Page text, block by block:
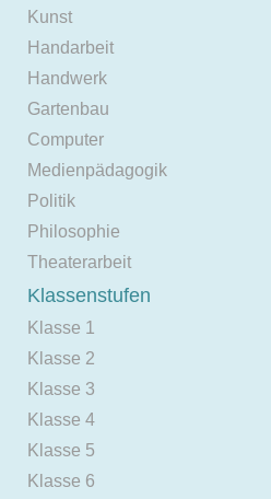
Kunst
Handarbeit
Handwerk
Gartenbau
Computer
Medienpädagogik
Politik
Philosophie
Theaterarbeit
Klassenstufen
Klasse 1
Klasse 2
Klasse 3
Klasse 4
Klasse 5
Klasse 6